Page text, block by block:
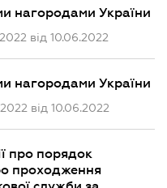
нагородами України
від 10.06.2022
нагородами України
від 10.06.2022
про порядок
проходження